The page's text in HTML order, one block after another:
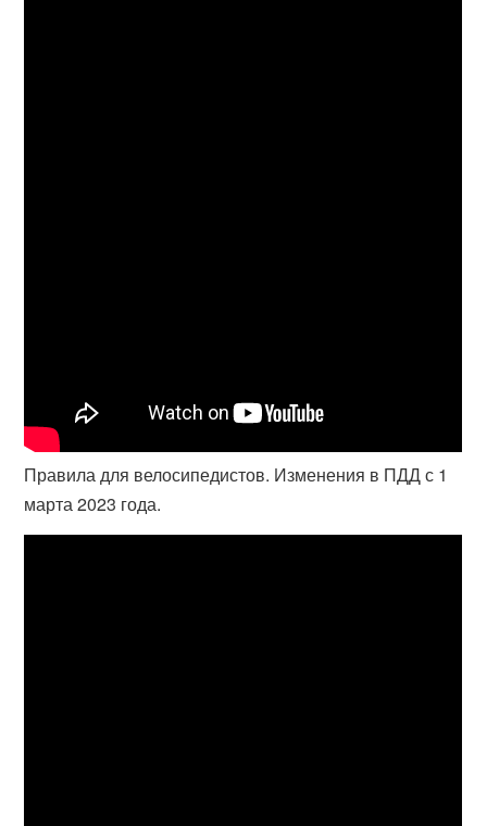
Правила для велосипедистов. Изменения в ПДД с 1
марта 2023 года.